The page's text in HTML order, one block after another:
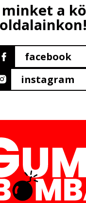
minket a
oldalainkon!
facebook
instagram